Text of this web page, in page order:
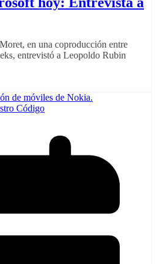
en una coproducción entre
entrevistó a Leopoldo Rubin
Código